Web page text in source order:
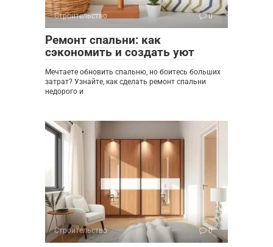
Строительство 0
Ремонт спальни: как
сэкономить и создать уют
Мечтаете обновить спальню, но боитесь больших
затрат? Узнайте, как сделать ремонт спальни
недорого и
Строительство 0